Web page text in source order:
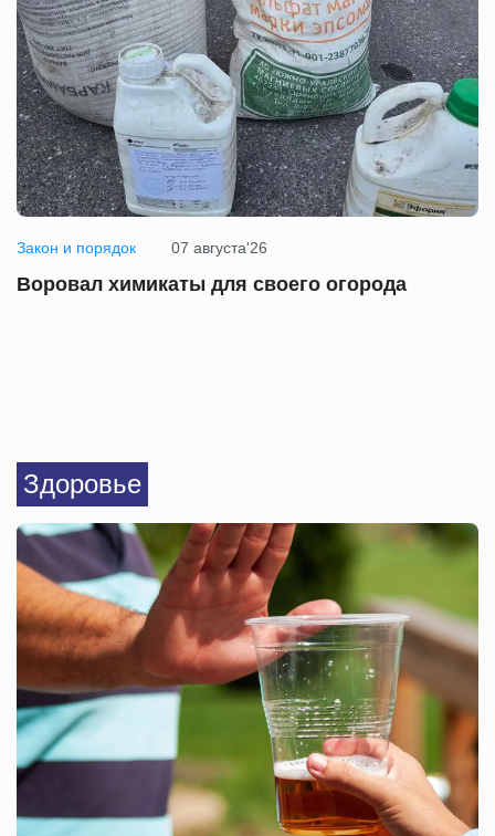
Закон и порядок 07 августа'26
Воровал химикаты для своего огорода
Здоровье